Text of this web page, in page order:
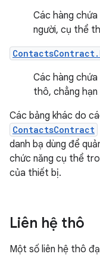
Các hàng
người, cụ thể
Các hàng
thô, chẳng
Các bảng khác do
ContactsContract
danh bạ dùng để
chức năng cụ thể
của thiết bị.
Liên hệ thô
Một số liên hệ thô